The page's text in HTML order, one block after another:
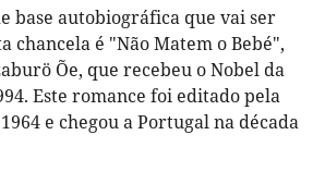
base autobiográfica que vai ser
chancela é "Não Matem o Bebé",
Õe, que recebeu o Nobel da
Este romance foi editado pela
e chegou a Portugal na década